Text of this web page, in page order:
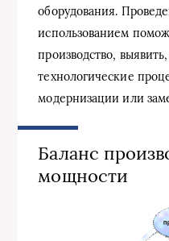
оборудования.
использованием
производство,
технологические
модернизации или
Баланс
мощности